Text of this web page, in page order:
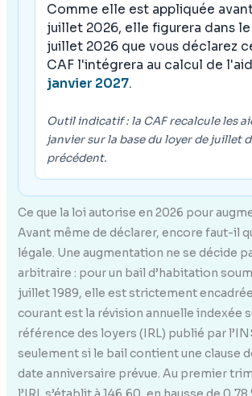
Comme elle est appliquée
juillet 2026, elle figurera dans
juillet 2026 que vous déclarez
CAF l'intégrera au calcul de
janvier 2027.
Outil indicatif : la CAF recalcule les
janvier sur la base du loyer de juillet
précédent.
Ce que la loi autorise en 2026 pour
Avant même de déclarer, encore faut-il
légale. Une augmentation ne se décide
arbitraire : pour un bail d’habitation
juillet 1989, elle est strictement
courant est la révision annuelle indexée
référence des loyers (IRL) publié par
seulement si le bail contient une clause
date anniversaire prévue. Au premier